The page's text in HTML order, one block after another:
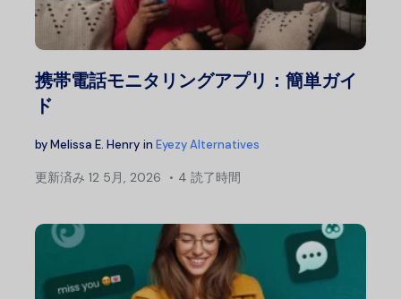
携帯電話モニタリングアプリ：簡単ガイ
ド
byMelissa E. Henry in Eyezy Alternatives
更新済み 12 5月, 2026 4 読了時間